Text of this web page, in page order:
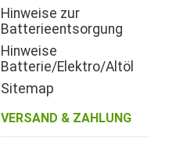
Hinweise zur
Batterieentsorgung
Hinweise
Batterie/Elektro/Altöl
Sitemap
VERSAND & ZAHLUNG